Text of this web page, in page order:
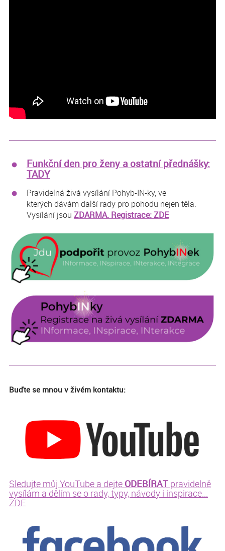
Funkční den pro ženy a ostatní přednášky:
TADY
Pravidelná živá vysílání Pohyb-IN-ky, ve
kterých dávám další rady pro pohodu nejen těla.
Vysílání jsou ZDARMA. Registrace: ZDE
Buďte se mnou v živém kontaktu:
Sledujte můj YouTube a dejte ODEBÍRAT pravidelně
vysílám a dělím se o rady, typy, návody i inspirace...
ZDE